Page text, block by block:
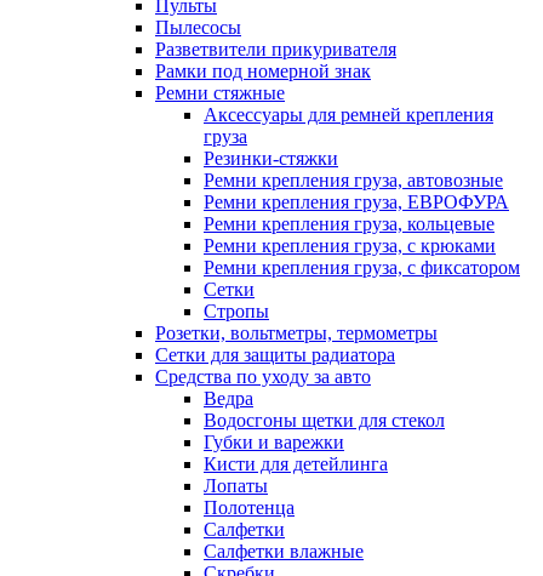
Пульты
Пылесосы
Разветвители прикуривателя
Рамки под номерной знак
Ремни стяжные
Аксессуары для ремней крепления
груза
Резинки-стяжки
Ремни крепления груза, автовозные
Ремни крепления груза, ЕВРОФУРА
Ремни крепления груза, кольцевые
Ремни крепления груза, с крюками
Ремни крепления груза, с фиксатором
Сетки
Стропы
Розетки, вольтметры, термометры
Сетки для защиты радиатора
Средства по уходу за авто
Ведра
Водосгоны щетки для стекол
Губки и варежки
Кисти для детейлинга
Лопаты
Полотенца
Салфетки
Салфетки влажные